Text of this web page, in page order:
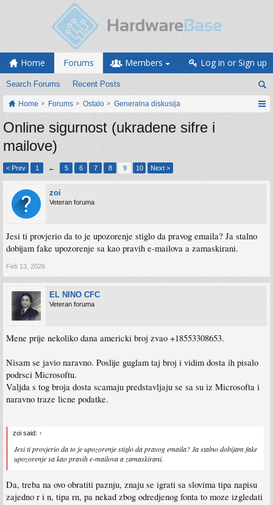
Home Forums
Search Forums Recent Posts
Members Log in or Sign up
Home Forums Ostalo Generalna diskusija
Online sigurnost (ukradene sifre i
mailove)
< Prev 1 ← 5 6 7 8 9 10 Next >
zoi
Veteran foruma
Jesi ti provjerio da to je upozorenje stiglo da pravog emaila? Ja stalno
dobijam fake upozorenje sa kao pravih e-mailova a zamaskirani.
Feb 13, 2026
EL NINO CFC
Veteran foruma
Mene prije nekoliko dana americki broj zvao +18553308653.
Nisam se javio naravno. Poslije guglam taj broj i vidim dosta ih pisalo
podrsci Microsoftu.
Valjda s tog broja dosta scamaju predstavljaju se sa su iz Microsofta i
naravno traze licne podatke.
zoi said: ↑
Jesi ti provjerio da to je upozorenje stiglo da pravog emaila? Ja stalno dobijam fake
upozorenje sa kao pravih e-mailova a zamaskirani.
Da, treba na ovo obratiti paznju, znaju se igrati sa slovima tipa napisu
zajedno r i n, tipa rn, pa nekad zbog odredjenog fonta to moze izgledati